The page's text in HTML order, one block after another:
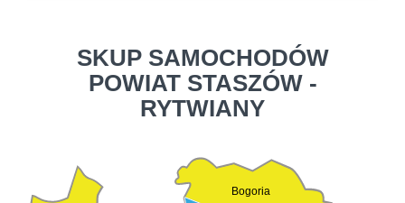
SKUP SAMOCHODÓW
POWIAT STASZÓW -
RYTWIANY
Bogoria